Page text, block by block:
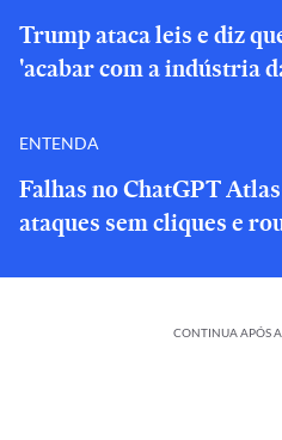
Trump ataca leis e diz
'acabar com a indústria
ENTENDA
Falhas no ChatGPT
ataques sem cliques e
CONTINUA APÓS